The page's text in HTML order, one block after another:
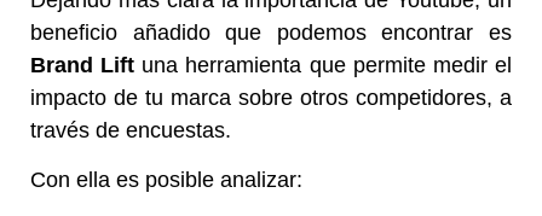
beneficio añadido que podemos encontrar es
Brand Lift una herramienta que permite medir el
impacto de tu marca sobre otros competidores, a
través de encuestas.
Con ella es posible analizar: